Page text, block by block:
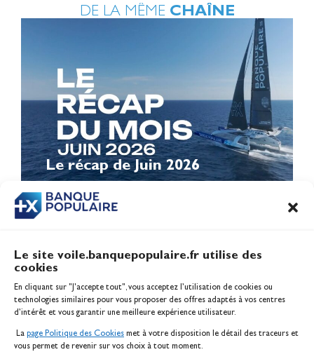
Le site voile.banquepopulaire.fr utilise des
cookies
En cliquant sur "J'accepte tout", vous acceptez l’utilisation de cookies ou
technologies similaires pour vous proposer des offres adaptés à vos centres
d’intérêt et vous garantir une meilleure expérience utilisateur.
La page Politique des Cookies met à votre disposition le détail des traceurs et
vous permet de revenir sur vos choix à tout moment.
DE LA MÊME CHAÎNE
Le récap de Juin 2026
Inscription serveur média
Contact
Politique des cookies